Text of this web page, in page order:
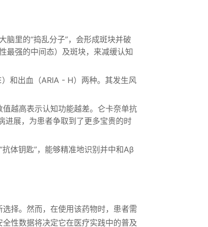
脑里的“捣乱分子”，会形成斑块并破
最强的中间态）及斑块，来减缓认知
和出血（ARIA - H）两种。其发生风
越高表示认知功能越差。仑卡奈单抗
进展，为患者争取到了更多宝贵的时
体钥匙”，能够精准地识别并中和Aβ
择。然而，在使用该药物时，患者需
性数据将决定它在医疗实践中的普及